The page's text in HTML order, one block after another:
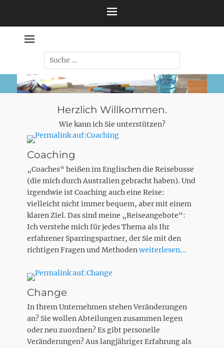
springen
Suche
nach:
Herzlich Willkommen.
Wie kann ich Sie unterstützen?
Coaching
„Coaches“ heißen im Englischen die Reisebusse
(die mich durch Australien gebracht haben). Und
irgendwie ist Coaching auch eine Reise:
vielleicht nicht immer bequem, aber mit einem
klaren Ziel. Das sind meine „Reiseangebote“:
Ich verstehe mich für jedes Thema als Ihr
erfahrener Sparringspartner, der Sie mit den
richtigen Fragen und Methodenweiterlesen...
Change
In Ihrem Unternehmen stehen Veränderungen
an? Sie wollen Abteilungen zusammen legen
oder neu zuordnen? Es gibt personelle
Veränderungen? Aus langjähriger Erfahrung als